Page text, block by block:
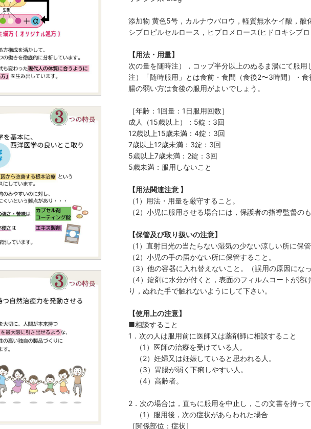
添加物 黄色5号，カルナウバロウ，軽質無水ケイ酸，
シプロピルセルロース，ヒプロメロース(ヒドロキシプ
【用法・用量】
次の量を随時注），コップ半分以上のぬるま湯にて服用
注）「随時服用」とは食前・食間（食後2〜3時間）・
腸の弱い方は食後の服用がよいでしょう。
［年齢：1回量：1日服用回数］
成人（15歳以上）：5錠：3回
12歳以上15歳未満：4錠：3回
7歳以上12歳未満：3錠：3回
5歳以上7歳未満：2錠：3回
5歳未満：服用しないこと
【用法関連注意 】
（1）用法・用量を厳守すること。
（2）小児に服用させる場合には，保護者の指導監督の
【保管及び取り扱いの注意】
（1）直射日光の当たらない湿気の少ない涼しい所に保管
（2）小児の手の届かない所に保管すること。
（3）他の容器に入れ替えないこと。（誤用の原因にな
（4）錠剤に水分が付くと，表面のフィルムコートが
り，ぬれた手で触れないようにして下さい。
【使用上の注意】
■相談すること
1．次の人は服用前に医師又は薬剤師に相談すること
（1）医師の治療を受けている人。
（2）妊婦又は妊娠していると思われる人。
（3）胃腸が弱く下痢しやすい人。
（4）高齢者。
2．次の場合は，直ちに服用を中止し，この文書を持っ
（1）服用後，次の症状があらわれた場合
［関係部位：症状］